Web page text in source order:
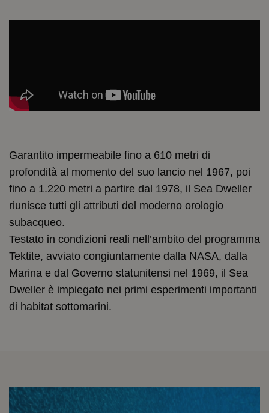
Garantito impermeabile fino a 610 metri di
profondità al momento del suo lancio nel 1967, poi
fino a 1.220 metri a partire dal 1978, il Sea Dweller
riunisce tutti gli attributi del moderno orologio
subacqueo.
Testato in condizioni reali nell’ambito del programma
Tektite, avviato congiuntamente dalla NASA, dalla
Marina e dal Governo statunitensi nel 1969, il Sea
Dweller è impiegato nei primi esperimenti importanti
di habitat sottomarini.